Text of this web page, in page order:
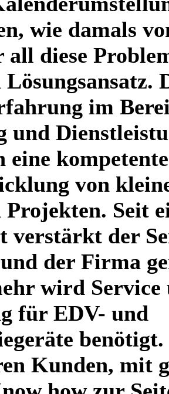
wie damals
all diese
im
und
eine
von
Seit
verstärkt der
der Firma
wird Service
für EDV- und
Kunden, mit